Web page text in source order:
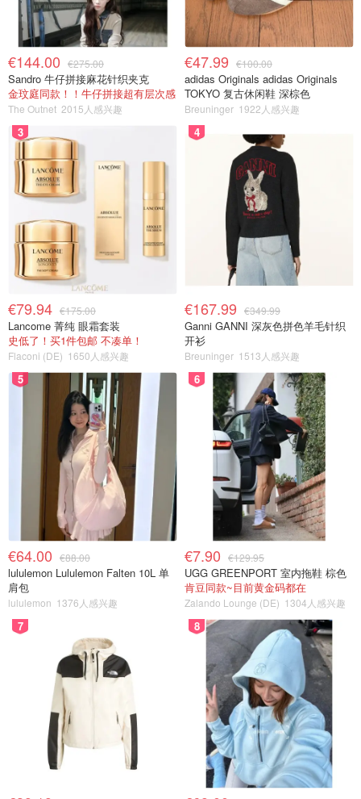
€144.00 €275.00
Sandro 牛仔拼接麻花针织夹克
金玟庭同款！！牛仔拼接超有层次感
The Outnet 2015人感兴趣
€47.99 €100.00
adidas Originals adidas Originals
TOKYO 复古休闲鞋 深棕色
Breuninger 1922人感兴趣
3
€79.94 €175.00
Lancome 菁纯 眼霜套装
史低了！买1件包邮 不凑单！
Flaconi (DE) 1650人感兴趣
4
€167.99 €349.99
Ganni GANNI 深灰色拼色羊毛针织
开衫
Breuninger 1513人感兴趣
5
€64.00 €88.00
lululemon Lululemon Falten 10L 单
肩包
lululemon 1376人感兴趣
6
€7.90 €129.95
UGG GREENPORT 室内拖鞋 棕色
肯豆同款~目前黄金码都在
Zalando Lounge (DE) 1304人感兴趣
7 8